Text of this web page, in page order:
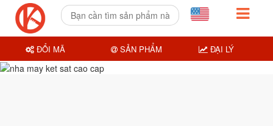
ĐỔI MÃ SẢN PHẨM ĐẠI LÝ